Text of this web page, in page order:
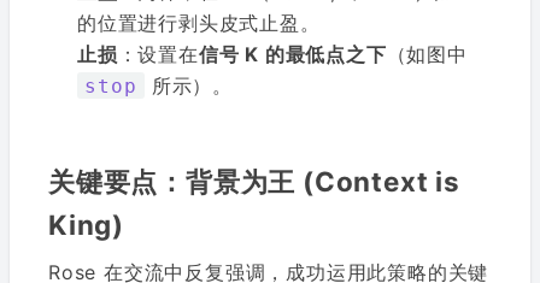
的位置进行剥头皮式止盈。
止损 ：设置在信号 K 的最低点之下 （如图中
stop 所示）。
关键要点：背景为王 (Context is
King)
Rose 在交流中反复强调，成功运用此策略的关键